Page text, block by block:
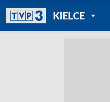
KIELCEPOWRÓT
TVP